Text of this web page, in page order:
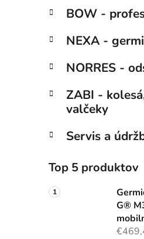
BOW -
NEXA -
NORRES -
ZABI -
valčeky
Servis a
Top 5 produktov
G®